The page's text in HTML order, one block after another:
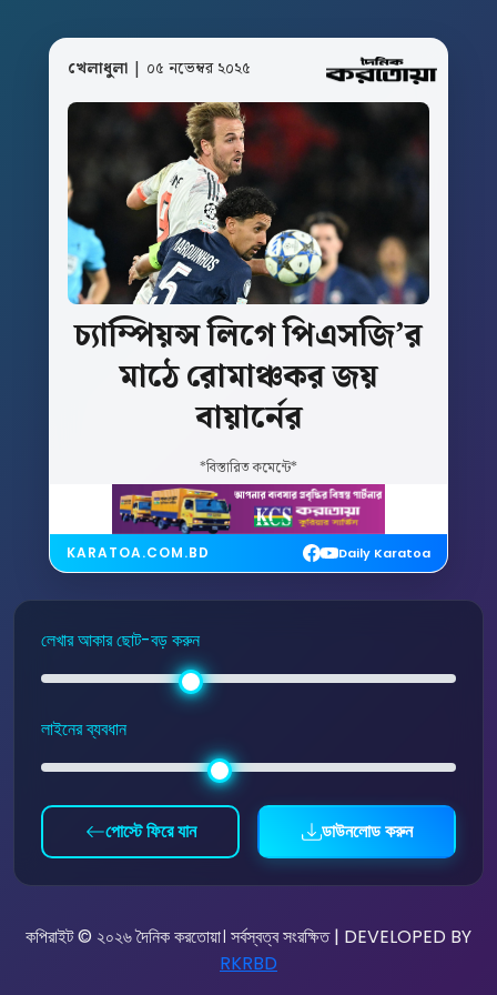
খেলাধুলা | ০৫ নভেম্বর ২০২৫
চ্যাম্পিয়ন্সলিগেপিএসজি’র
মাঠেরোমাঞ্চকরজয়
বায়ার্নের
*বিস্তারিত কমেন্টে*
KARATOA.COM.BD Daily Karatoa
লেখার আকার ছোট-বড় করুন
লাইনের ব্যবধান
পোস্টে ফিরে যান ডাউনলোড করুন
কপিরাইট © ২০২৬ দৈনিক করতোয়া। সর্বস্বত্ব সংরক্ষিত | DEVELOPED BY
RKRBD